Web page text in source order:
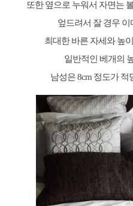
또한 옆으로 누워서 자면는
엎드려서 잘 경우
최대한 바른 자세와 높
일반적인 베개의
남성은 8cm 정도가